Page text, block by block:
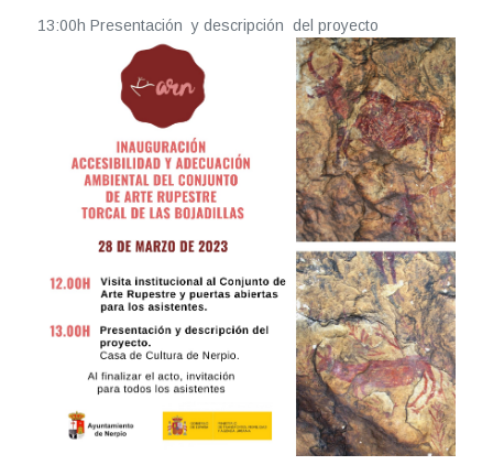
13:00h Presentación y descripción del proyecto